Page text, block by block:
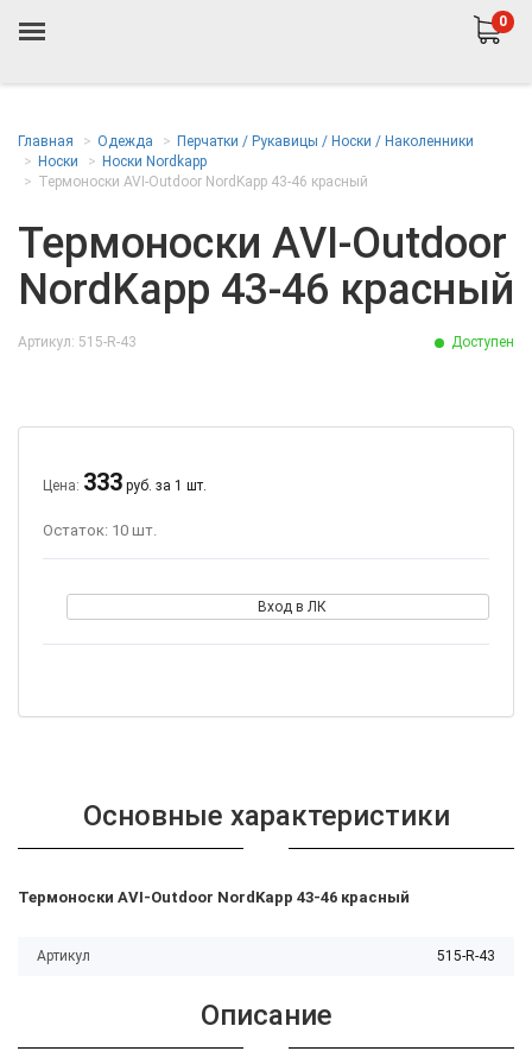
0
Главная Одежда
Перчатки / Рукавицы / Носки / Наколенники
Носки
Носки Nordkapp
Термоноски AVI-Outdoor NordKapp 43-46 красный
Термоноски AVI-Outdoor
NordKapp 43-46 красный
Артикул: 515-R-43 Доступен
Цена: 333 руб. за 1 шт.
Остаток: 10 шт.
Вход в ЛК
Основные характеристики
Термоноски AVI-Outdoor NordKapp 43-46 красный
Артикул 515-R-43
Описание